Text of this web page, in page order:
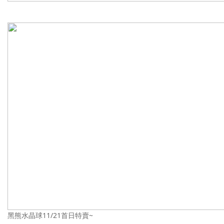
黑熊水晶球11/21首日特賣~